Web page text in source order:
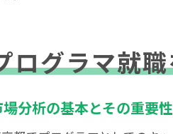
ログラマ就
分析の基本とその重要性